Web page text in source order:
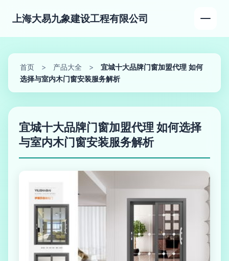
上海大易九象建设工程有限公司
首页 > 产品大全 >
宜城十大品牌门窗加盟代理 如何
选择与室内木门窗安装服务解析
宜城十大品牌门窗加盟代理 如何选择
与室内木门窗安装服务解析